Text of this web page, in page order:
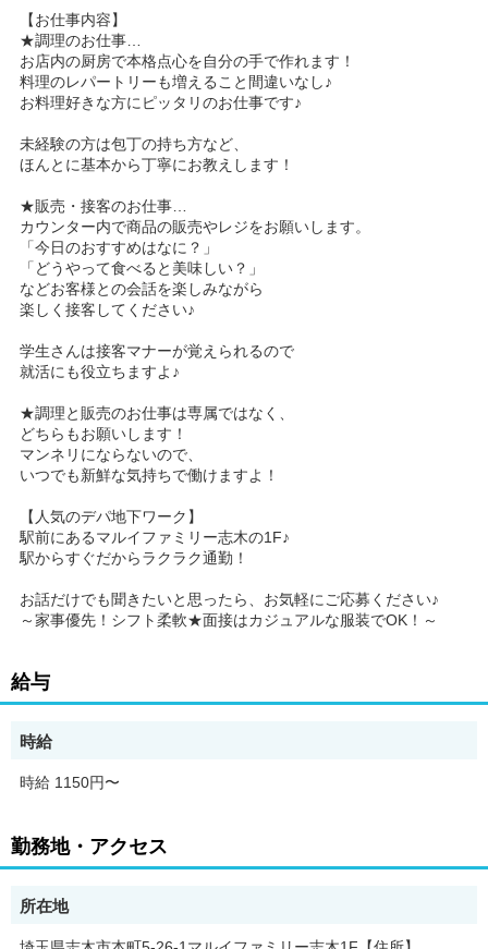
【お仕事内容】
★調理のお仕事…
お店内の厨房で本格点心を自分の手で作れます！
料理のレパートリーも増えること間違いなし♪
お料理好きな方にピッタリのお仕事です♪
未経験の方は包丁の持ち方など、
ほんとに基本から丁寧にお教えします！
★販売・接客のお仕事…
カウンター内で商品の販売やレジをお願いします。
「今日のおすすめはなに？」
「どうやって食べると美味しい？」
などお客様との会話を楽しみながら
楽しく接客してください♪
学生さんは接客マナーが覚えられるので
就活にも役立ちますよ♪
★調理と販売のお仕事は専属ではなく、
どちらもお願いします！
マンネリにならないので、
いつでも新鮮な気持ちで働けますよ！
【人気のデパ地下ワーク】
駅前にあるマルイファミリー志木の1F♪
駅からすぐだからラクラク通勤！
お話だけでも聞きたいと思ったら、お気軽にご応募ください♪
～家事優先！シフト柔軟★面接はカジュアルな服装でOK！～
給与
時給
時給 1150円〜
勤務地・アクセス
所在地